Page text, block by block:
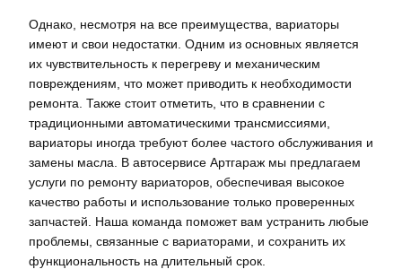
Однако, несмотря на все преимущества, вариаторы
имеют и свои недостатки. Одним из основных является
их чувствительность к перегреву и механическим
повреждениям, что может приводить к необходимости
ремонта. Также стоит отметить, что в сравнении с
традиционными автоматическими трансмиссиями,
вариаторы иногда требуют более частого обслуживания и
замены масла. В автосервисе Артгараж мы предлагаем
услуги по ремонту вариаторов, обеспечивая высокое
качество работы и использование только проверенных
запчастей. Наша команда поможет вам устранить любые
проблемы, связанные с вариаторами, и сохранить их
функциональность на длительный срок.